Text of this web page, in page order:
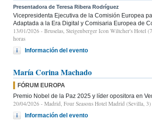
Presentadora de Teresa Ribera Rodríguez
Vicepresidenta Ejecutiva de la Comisión Europea
Adaptada a la Era Digital y Comisaria Europea de
13/01/2026 - Bruselas, Steigenberger Icon Wiltcher's Hotel
horas
Información del evento
María Corina Machado
FÓRUM EUROPA
Premio Nobel de la Paz 2025 y líder opositora en
20/04/2026 - Madrid, Four Seasons Hotel Madrid (Sevilla,
Información del evento